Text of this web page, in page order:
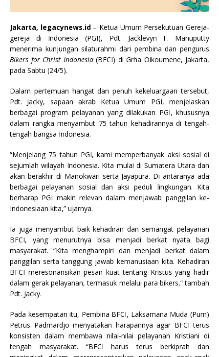
Jakarta, legacynews.id– Ketua Umum Persekutuan Gereja-
gereja di Indonesia (PGI), Pdt. Jacklevyn F. Manuputty
menerima kunjungan silaturahmi dari pembina dan pengurus
Bikers for Christ Indonesia(BFCI) di Grha Oikoumene, Jakarta,
pada Sabtu (24/5).
Dalam pertemuan hangat dan penuh kekeluargaan tersebut,
Pdt. Jacky, sapaan akrab Ketua Umum PGI, menjelaskan
berbagai program pelayanan yang dilakukan PGI, khususnya
dalam rangka menyambut 75 tahun kehadirannya di tengah-
tengah bangsa Indonesia.
“Menjelang 75 tahun PGI, kami memperbanyak aksi sosial di
sejumlah wilayah Indonesia. Kita mulai di Sumatera Utara dan
akan berakhir di Manokwari serta Jayapura. Di antaranya ada
berbagai pelayanan sosial dan aksi peduli lingkungan. Kita
berharap PGI makin relevan dalam menjawab panggilan ke-
Indonesiaan kita,” ujarnya.
Ia juga menyambut baik kehadiran dan semangat pelayanan
BFCI, yang menurutnya bisa menjadi berkat nyata bagi
masyarakat. “Kita menghampiri dan menjadi berkat dalam
panggilan serta tanggung jawab kemanusiaan kita. Kehadiran
BFCI meresonansikan pesan kuat tentang Kristus yang hadir
dalam gerak pelayanan, termasuk melalui para bikers,” tambah
Pdt. Jacky.
Pada kesempatan itu, Pembina BFCI, Laksamana Muda (Purn)
Petrus Padmardjo menyatakan harapannya agar BFCI terus
konsisten dalam membawa nilai-nilai pelayanan Kristiani di
tengah masyarakat. “BFCI harus terus berkiprah dan